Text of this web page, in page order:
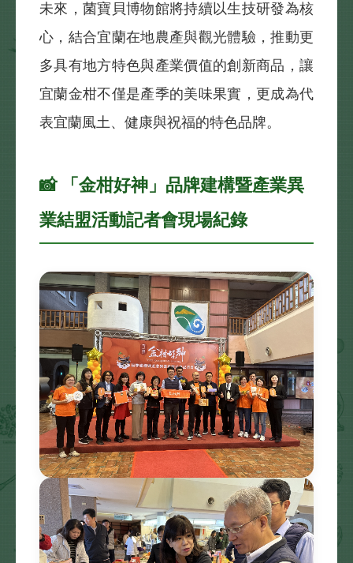
未來，菌寶貝博物館將持續以生技研發為核
心，結合宜蘭在地農產與觀光體驗，推動更
多具有地方特色與產業價值的創新商品，讓
宜蘭金柑不僅是產季的美味果實，更成為代
表宜蘭風土、健康與祝福的特色品牌。
📸 「金柑好神」品牌建構暨產業異
業結盟活動記者會現場紀錄